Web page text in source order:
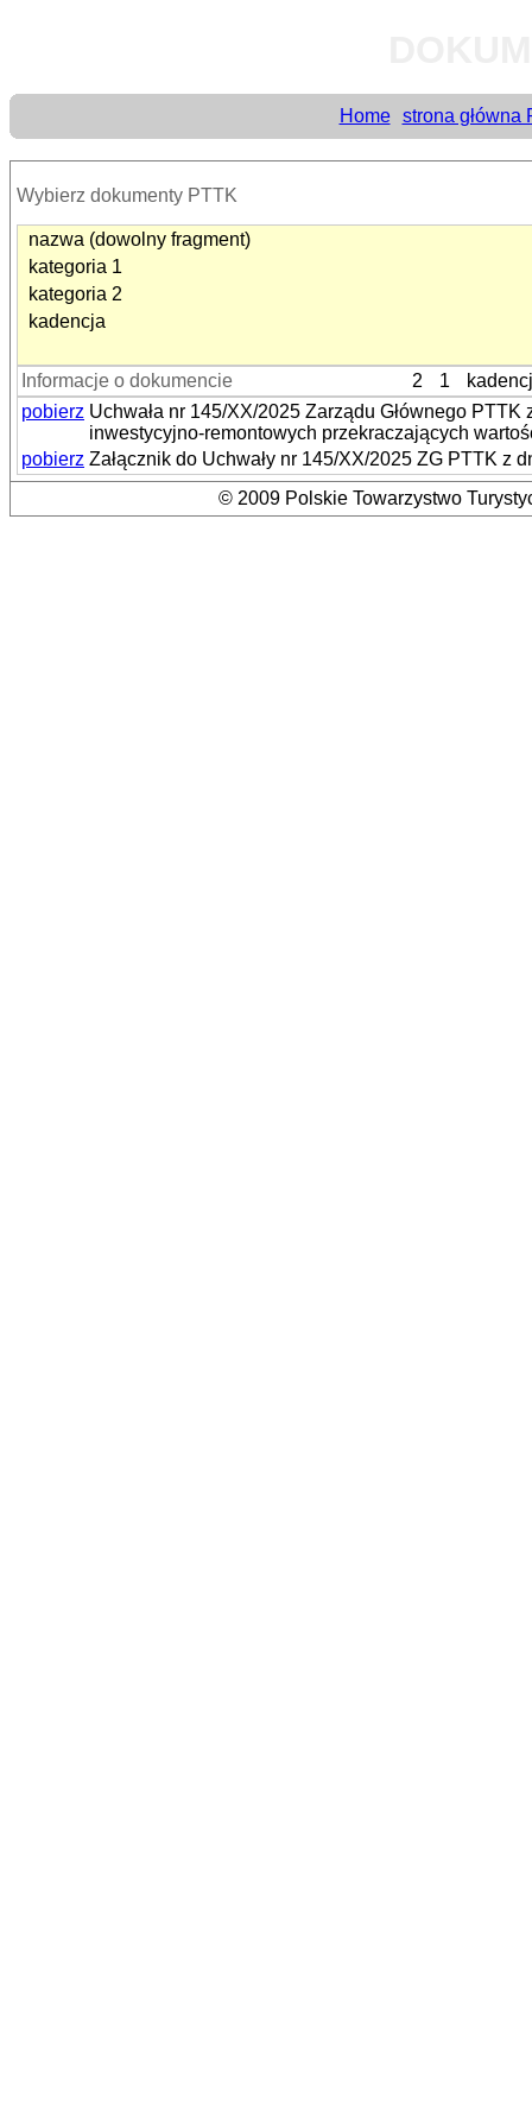
Home strona główna
Wybierz dokumenty PTTK
nazwa (dowolny fragment)
kategoria 1
kategoria 2
kadencja
Informacje o dokumencie 2 1
pobierz Uchwała nr 145/XX/2025 Zarządu Głównego
inwestycyjno-remontowych przekraczających
pobierz Załącznik do Uchwały nr 145/XX/2025 ZG PTTK z
© 2009 Polskie Towarzystwo